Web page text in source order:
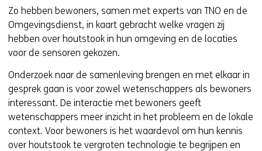
b
s
)
Zo hebben bewoners, samen met experts van TNO en de
Omgevingsdienst, in kaart gebracht welke vragen zij
hebben over houtstook in hun omgeving en de locaties
voor de sensoren gekozen.
Onderzoek naar de samenleving brengen en met elkaar in
gesprek gaan is voor zowel wetenschappers als bewoners
interessant. De interactie met bewoners geeft
wetenschappers meer inzicht in het probleem en de lokale
context. Voor bewoners is het waardevol om hun kennis
over houtstook te vergroten technologie te begrijpen en